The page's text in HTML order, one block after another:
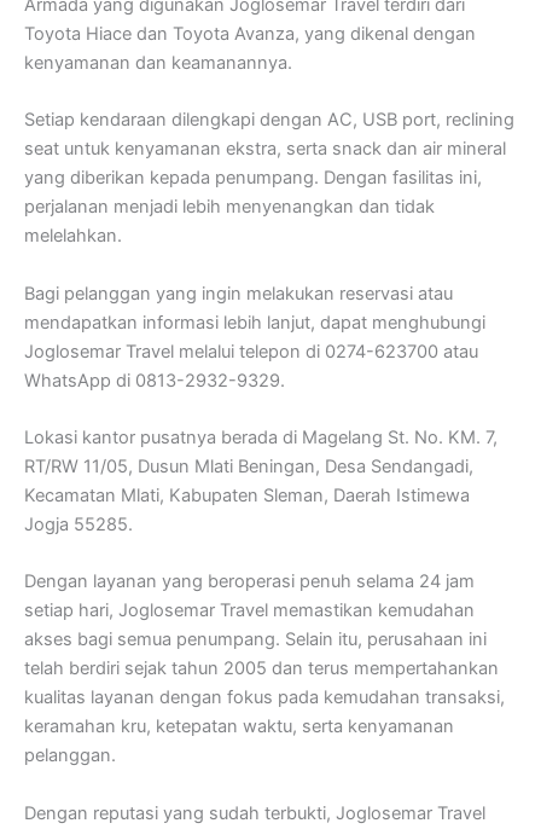
Armada yang digunakan Joglosemar Travel terdiri dari
Toyota Hiace dan Toyota Avanza, yang dikenal dengan
kenyamanan dan keamanannya.
Setiap kendaraan dilengkapi dengan AC, USB port, reclining
seat untuk kenyamanan ekstra, serta snack dan air mineral
yang diberikan kepada penumpang. Dengan fasilitas ini,
perjalanan menjadi lebih menyenangkan dan tidak
melelahkan.
Bagi pelanggan yang ingin melakukan reservasi atau
mendapatkan informasi lebih lanjut, dapat menghubungi
Joglosemar Travel melalui telepon di 0274-623700 atau
WhatsApp di 0813-2932-9329.
Lokasi kantor pusatnya berada di Magelang St. No. KM. 7,
RT/RW 11/05, Dusun Mlati Beningan, Desa Sendangadi,
Kecamatan Mlati, Kabupaten Sleman, Daerah Istimewa
Jogja 55285.
Dengan layanan yang beroperasi penuh selama 24 jam
setiap hari, Joglosemar Travel memastikan kemudahan
akses bagi semua penumpang. Selain itu, perusahaan ini
telah berdiri sejak tahun 2005 dan terus mempertahankan
kualitas layanan dengan fokus pada kemudahan transaksi,
keramahan kru, ketepatan waktu, serta kenyamanan
pelanggan.
Dengan reputasi yang sudah terbukti, Joglosemar Travel